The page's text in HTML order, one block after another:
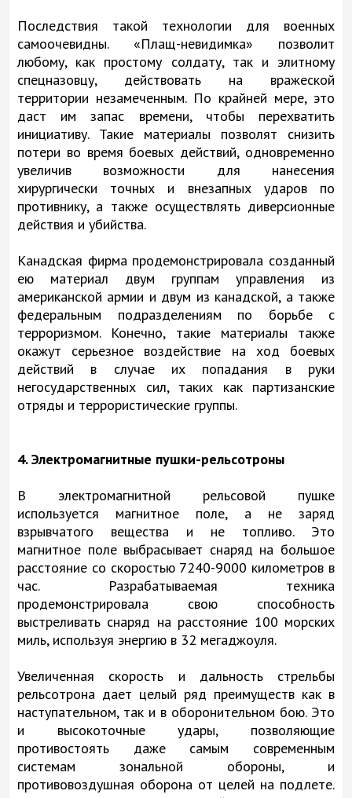
Последствия такой технологии для военных
самоочевидны. «Плащ-невидимка» позволит
любому, как простому солдату, так и элитному
спецназовцу, действовать на вражеской
территории незамеченным. По крайней мере, это
даст им запас времени, чтобы перехватить
инициативу. Такие материалы позволят снизить
потери во время боевых действий, одновременно
увеличив возможности для нанесения
хирургически точных и внезапных ударов по
противнику, а также осуществлять диверсионные
действия и убийства.
Канадская фирма продемонстрировала созданный
ею материал двум группам управления из
американской армии и двум из канадской, а также
федеральным подразделениям по борьбе с
терроризмом. Конечно, такие материалы также
окажут серьезное воздействие на ход боевых
действий в случае их попадания в руки
негосударственных сил, таких как партизанские
отряды и террористические группы.
4. Электромагнитные пушки-рельсотроны
В электромагнитной рельсовой пушке
используется магнитное поле, а не заряд
взрывчатого вещества и не топливо. Это
магнитное поле выбрасывает снаряд на большое
расстояние со скоростью 7240-9000 километров в
час. Разрабатываемая техника
продемонстрировала свою способность
выстреливать снаряд на расстояние 100 морских
миль, используя энергию в 32 мегаджоуля.
Увеличенная скорость и дальность стрельбы
рельсотрона дает целый ряд преимуществ как в
наступательном, так и в оборонительном бою. Это
и высокоточные удары, позволяющие
противостоять даже самым современным
системам зональной обороны, и
противовоздушная оборона от целей на подлете.